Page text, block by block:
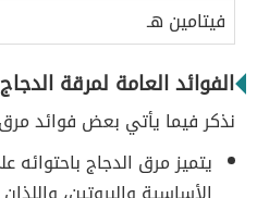
فيتامين هـ
الفوائد العامة لمرقة الدجاج
نذكر فيما يأتي بعض فوائد
يتميز مرق الدجاج باحتوائه